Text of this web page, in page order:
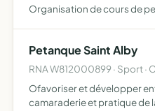
Organisation de cours de
Petanque Saint Alby
RNA W812000899 · Sport ·
Ofavoriser et développer
camaraderie et pratique de